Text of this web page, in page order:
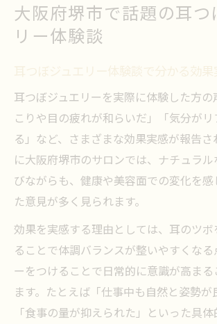
大阪府堺市で話題の耳つ
リー体験談
耳つぼジュエリー体験談で分かる効
耳つぼジュエリーを実際に体験した方
こりや目の疲れが和らいだ」「気分が
る」など、さまざまな効果実感が報告さ
に大阪府堺市のサロンでは、ナチュラ
びながらも、健康や美容面での変化を
た意見が多く見られます。
効果を実感する理由としては、耳のツ
ることで体調バランスが整いやすくなる
ーをつけることで日常的に意識が高ま
ます。たとえば「仕事中も自然と姿勢が
「食事の量が抑えられた」といった具